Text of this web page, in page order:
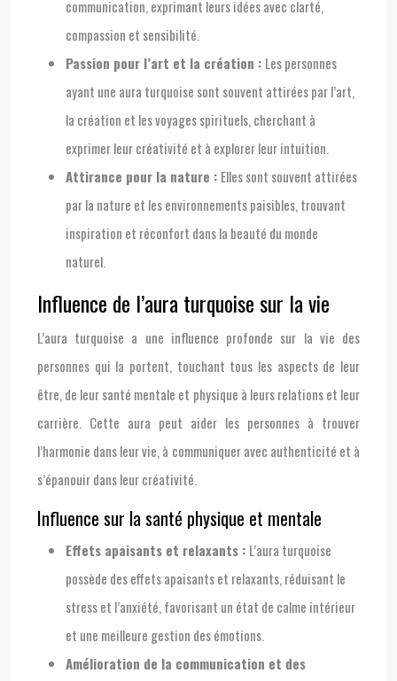
communication, exprimant leurs idées avec clarté,
compassion et sensibilité.
Passion pour l’art et la création : Les personnes
ayant une aura turquoise sont souvent attirées par l’art,
la création et les voyages spirituels, cherchant à
exprimer leur créativité et à explorer leur intuition.
Attirance pour la nature : Elles sont souvent attirées
par la nature et les environnements paisibles, trouvant
inspiration et réconfort dans la beauté du monde
naturel.
Influence de l’aura turquoise sur la vie
L’aura turquoise a une influence profonde sur la vie des
personnes qui la portent, touchant tous les aspects de leur
être, de leur santé mentale et physique à leurs relations et leur
carrière. Cette aura peut aider les personnes à trouver
l’harmonie dans leur vie, à communiquer avec authenticité et à
s’épanouir dans leur créativité.
Influence sur la santé physique et mentale
Effets apaisants et relaxants : L’aura turquoise
possède des effets apaisants et relaxants, réduisant le
stress et l’anxiété, favorisant un état de calme intérieur
et une meilleure gestion des émotions.
Amélioration de la communication et des